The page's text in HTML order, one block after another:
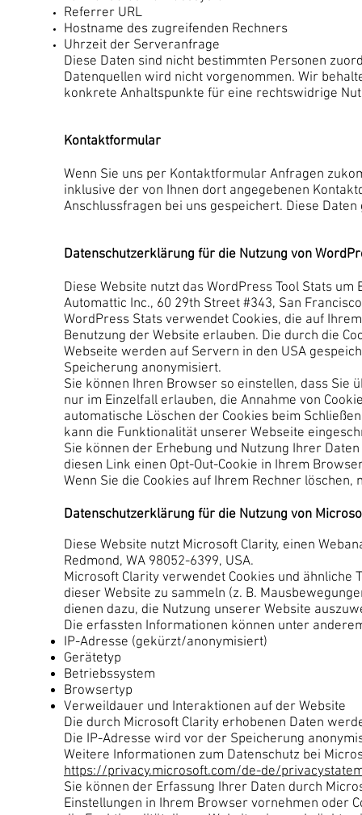
Referrer URL
Hostname des zugreifenden Rechners
Uhrzeit der Serveranfrage
Diese Daten sind nicht bestimmten Personen
Datenquellen wird nicht vorgenommen. Wir
konkrete Anhaltspunkte für eine rechtswidrige
Kontaktformular
Wenn Sie uns per Kontaktformular Anfragen
inklusive der von Ihnen dort angegebenen
Anschlussfragen bei uns gespeichert. Diese
Datenschutzerklärung für die Nutzung von
Diese Website nutzt das WordPress Tool Stats
Automattic Inc., 60 29th Street #343, San
WordPress Stats verwendet Cookies, die auf
Benutzung der Website erlauben. Die durch die
Webseite werden auf Servern in den USA
Speicherung anonymisiert.
Sie können Ihren Browser so einstellen, dass Sie
nur im Einzelfall erlauben, die Annahme von
automatische Löschen der Cookies beim
kann die Funktionalität unserer Webseite
Sie können der Erhebung und Nutzung Ihrer
diesen Link einen Opt-Out-Cookie in Ihrem
Wenn Sie die Cookies auf Ihrem Rechner löschen,
Datenschutzerklärung für die Nutzung von
Diese Website nutzt Microsoft Clarity, einen
Redmond, WA 98052-6399, USA.
Microsoft Clarity verwendet Cookies und
dieser Website zu sammeln (z. B.
dienen dazu, die Nutzung unserer Website
Die erfassten Informationen können unter
IP-Adresse (gekürzt/anonymisiert)
Gerätetyp
Betriebssystem
Browsertyp
Verweildauer und Interaktionen auf der Website
Die durch Microsoft Clarity erhobenen Daten
Die IP-Adresse wird vor der Speicherung
Weitere Informationen zum Datenschutz bei
https://privacy.microsoft.com/de-de/
Sie können der Erfassung Ihrer Daten durch
Einstellungen in Ihrem Browser vornehmen oder